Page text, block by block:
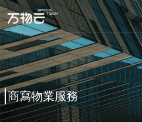
商寫物業服務